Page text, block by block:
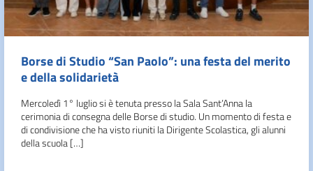
Borse di Studio “San Paolo”: una festa del merito
e della solidarietà
Mercoledì 1° luglio si è tenuta presso la Sala Sant’Anna la
cerimonia di consegna delle Borse di studio. Un momento di festa e
di condivisione che ha visto riuniti la Dirigente Scolastica, gli alunni
della scuola […]